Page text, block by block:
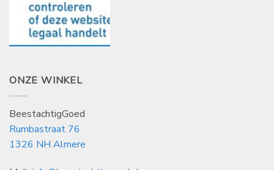
ONZE WINKEL
BeestachtigGoed
Rumbastraat 76
1326 NH Almere